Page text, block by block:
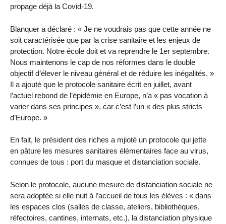
propage déjà la Covid-19.
Blanquer a déclaré : « Je ne voudrais pas que cette année ne
soit caractérisée que par la crise sanitaire et les enjeux de
protection. Notre école doit et va reprendre le 1er septembre.
Nous maintenons le cap de nos réformes dans le double
objectif d’élever le niveau général et de réduire les inégalités. »
Il a ajouté que le protocole sanitaire écrit en juillet, avant
l’actuel rebond de l’épidémie en Europe, n’a « pas vocation à
varier dans ses principes », car c’est l’un « des plus stricts
d’Europe. »
En fait, le président des riches a mjioté un protocole qui jette
en pâture les mesures sanitaires élémentaires face au virus,
connues de tous : port du masque et distanciation sociale.
Selon le protocole, aucune mesure de distanciation sociale ne
sera adoptée si elle nuit à l’accueil de tous les élèves : « dans
les espaces clos (salles de classe, ateliers, bibliothèques,
réfectoires, cantines, internats, etc.), la distanciation physique